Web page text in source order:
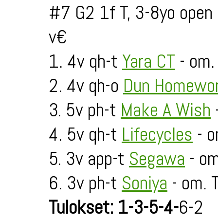
#7 G2 1f T, 3-8yo
v€
1. 4v qh-t Yara CT -
2. 4v qh-o Dun
3. 5v ph-t Make A Wish
4. 5v qh-t Lifecycles -
5. 3v app-t Segawa -
6. 3v ph-t Soniya - om.
Tulokset: 1-3-5-4-6-2